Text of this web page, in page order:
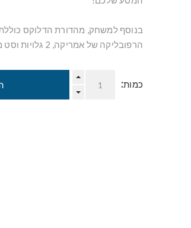
הרפובליקה של אמריקה, 2 גלויות וסט מדבקות.
כמות: